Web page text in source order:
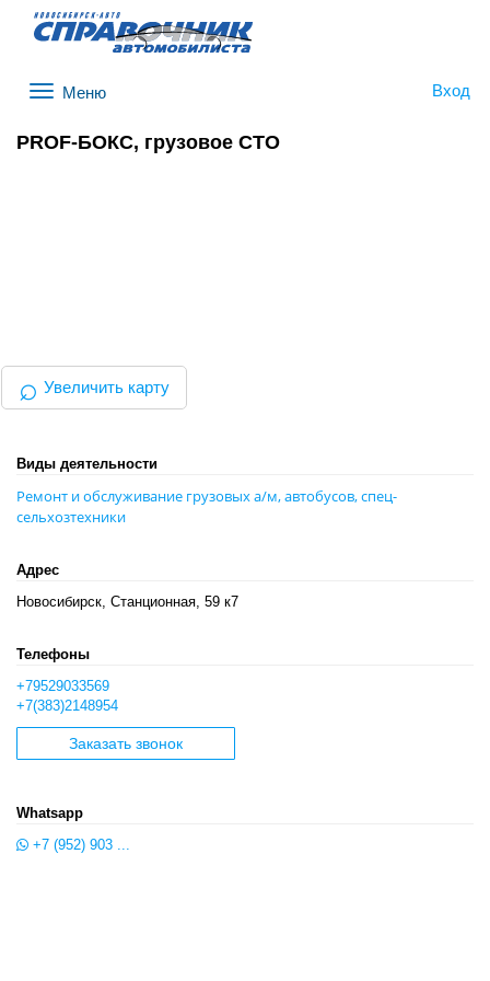
Вход
PROF-БОКС, грузовое СТО
⌕ Увеличить карту
Виды деятельности
Ремонт и обслуживание грузовых а/м, автобусов, спец-
сельхозтехники
Адрес
Новосибирск, Станционная, 59 к7
Телефоны
+79529033569
+7(383)2148954
Заказать звонок
Whatsapp
+7 (952) 903 ...